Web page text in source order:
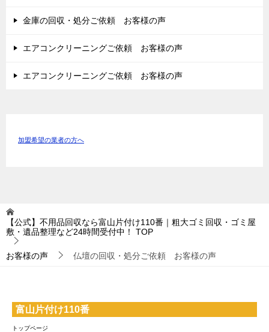
金庫の回収・処分ご依頼 お客様の声
エアコンクリーニングご依頼 お客様の声
エアコンクリーニングご依頼 お客様の声
加盟希望の業者の方へ
【公式】不用品回収なら富山片付け110番｜粗大ゴミ回収・ゴミ屋
敷・遺品整理など24時間受付中！
TOP
お客様の声 仏壇の回収・処分ご依頼 お客様の声
富山片付け110番
トップページ